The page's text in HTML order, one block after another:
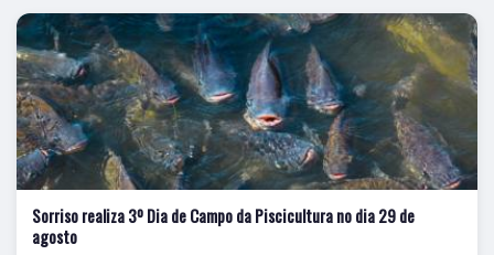
Sorriso realiza 3º Dia de Campo da Piscicultura no dia 29 de
agosto